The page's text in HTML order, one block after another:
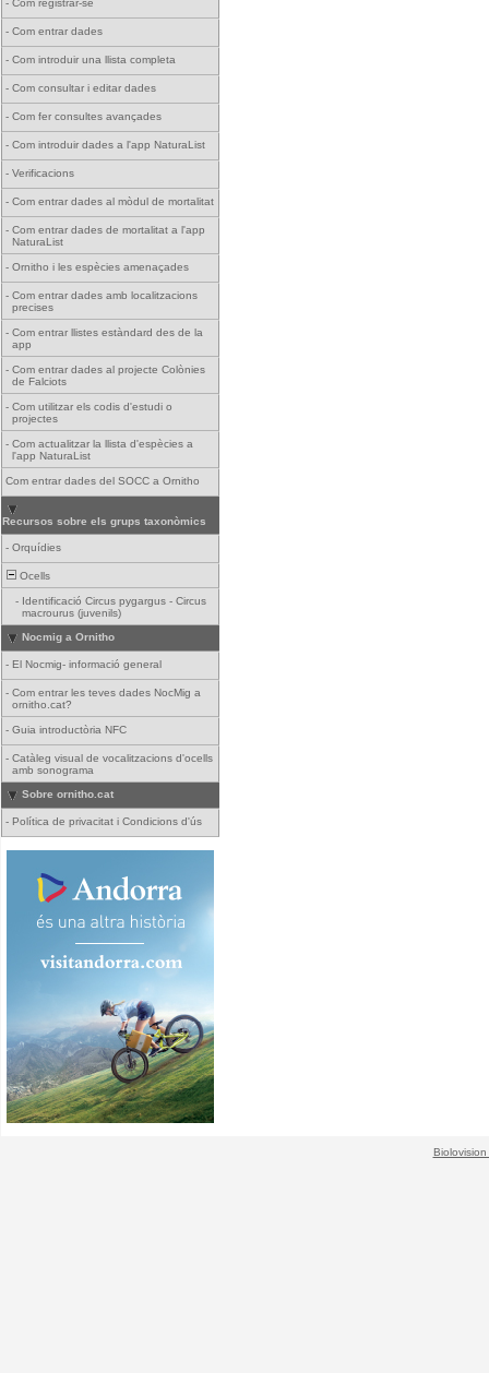
- Com registrar-se
- Com entrar dades
- Com introduir una llista completa
- Com consultar i editar dades
- Com fer consultes avançades
- Com introduir dades a l'app NaturaList
- Verificacions
- Com entrar dades al mòdul de mortalitat
- Com entrar dades de mortalitat a l'app
NaturaList
- Ornitho i les espècies amenaçades
- Com entrar dades amb localitzacions
precises
- Com entrar llistes estàndard des de la
app
- Com entrar dades al projecte Colònies
de Falciots
- Com utilitzar els codis d'estudi o
projectes
- Com actualitzar la llista d'espècies a
l'app NaturaList
Com entrar dades del SOCC a Ornitho
Recursos sobre els grups taxonòmics
- Orquídies
Ocells
- Identificació Circus pygargus - Circus
macrourus (juvenils)
Nocmig a Ornitho
- El Nocmig- informació general
- Com entrar les teves dades NocMig a
ornitho.cat?
- Guia introductòria NFC
- Catàleg visual de vocalitzacions d'ocells
amb sonograma
Sobre ornitho.cat
- Política de privacitat i Condicions d'ús
Biolovision